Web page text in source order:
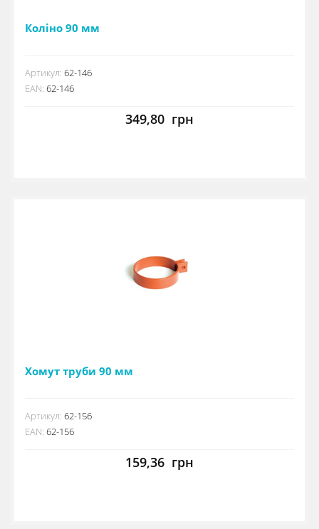
Коліно 90 мм
Артикул: 62-146
EAN: 62-146
349,80 грн
Хомут труби 90 мм
Артикул: 62-156
EAN: 62-156
159,36 грн